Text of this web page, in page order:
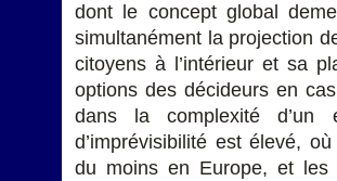
dont le concept global
simultanément la projection
citoyens à l’intérieur et sa
options des décideurs en
dans la complexité d’un
d’imprévisibilité est élevé,
du moins en Europe, et les